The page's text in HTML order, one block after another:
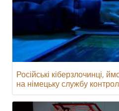
Російські кіберзлочинці,
на німецьку службу